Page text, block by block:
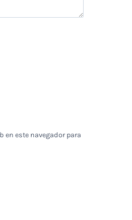
en este navegador para